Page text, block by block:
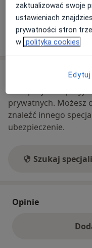
89 651...Pokaż
Ubezpieczenia -
Ten specjalista
prywatnych. Możesz
znaleźć innego
ubezpieczenie.
Szukaj
Opinie
zaktualizować swoje
ustawieniach
prywatności stron
w polityka cookies